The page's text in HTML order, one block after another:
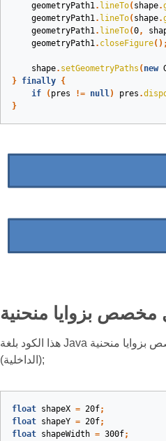
geometryPath1. lineTo( shape.
geometryPath1. lineTo( shape.
geometryPath1. lineTo(0,
geometryPath1. closeFigure();
shape. setGeometryPaths ( new
} finally {
if
( pres != null) pres .
}
مخصص بزوايا منحنية
هذا الكود بلغة Java يظهر لك كيفية إنشاء شكل مخصص بزوايا منحنية
(الداخلية);
float shapeX = 20f;
float shapeY = 20f;
float shapeWidth = 300f;